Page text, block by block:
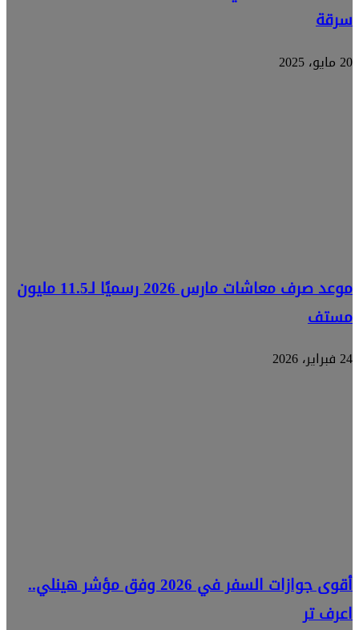
سرقة
20 مايو، 2025
موعد صرف معاشات مارس 2026 رسميًا لـ11.5 مليون
مستف
24 فبراير، 2026
أقوى جوازات السفر في 2026 وفق مؤشر هينلي..
اعرف تر